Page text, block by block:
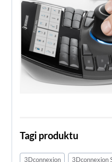
Tagi produktu
3Dconnexion 3Dconnexion